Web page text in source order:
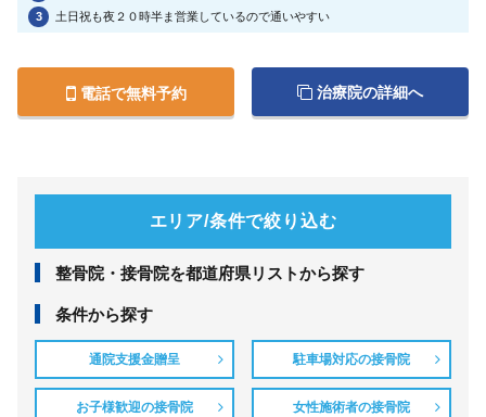
3
土日祝も夜２０時半ま営業しているので通いやすい
電話で無料予約 治療院の詳細へ
エリア/条件で絞り込む
整⾻院・接⾻院を都道府県リストから探す
条件から探す
通院支援金贈呈 駐車場対応の接骨院
お子様歓迎の接骨院 女性施術者の接骨院